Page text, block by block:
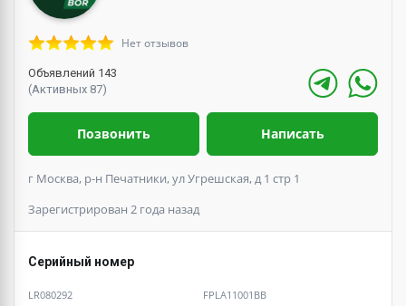
Нет отзывов
Объявлений 143
(Активных 87)
Позвонить Написать
г Москва, р-н Печатники, ул Угрешская, д 1 стр 1
Зарегистрирован 2 года назад
Серийный номер
LR080292
FPLA11001BB